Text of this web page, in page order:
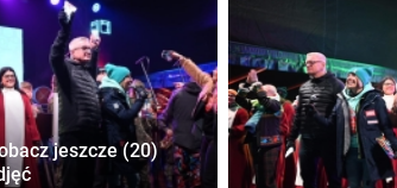
jeszcze (20)